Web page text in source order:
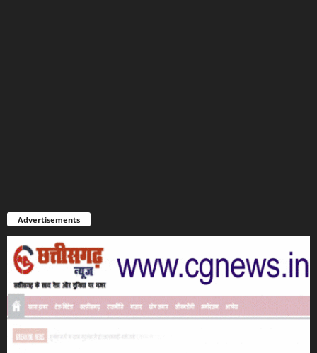
Advertisements